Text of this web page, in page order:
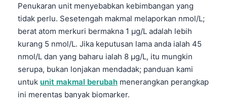
Penukaran unit menyebabkan kebimbangan yang
tidak perlu. Sesetengah makmal melaporkan nmol/L;
berat atom merkuri bermakna 1 µg/L adalah lebih
kurang 5 nmol/L. Jika keputusan lama anda ialah 45
nmol/L dan yang baharu ialah 8 µg/L, itu mungkin
serupa, bukan lonjakan mendadak; panduan kami
untuk unit makmal berubah menerangkan perangkap
ini merentas banyak biomarker.